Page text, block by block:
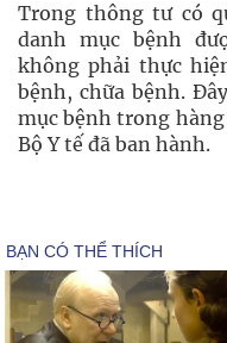
Trong thông tư có
danh mục bệnh
không phải thực
bệnh, chữa bệnh.
mục bệnh trong
Bộ Y tế đã ban hành.